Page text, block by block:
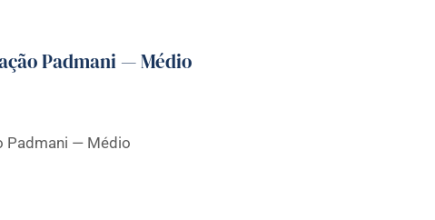
Padmani — Médio
Padmani — Médio